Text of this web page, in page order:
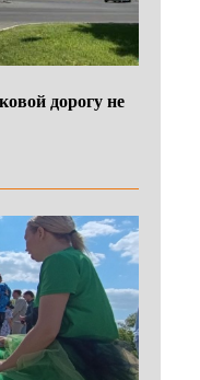
дорогу не